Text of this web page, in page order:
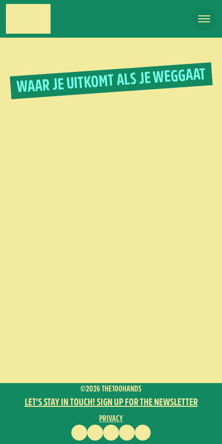
WAAR JE UITKOMT ALS JE WEGGAAT
©2026 THE100HANDS
LET’S STAY IN TOUCH! SIGN UP FOR THE NEWSLETTER
PRIVACY
FACEBOOKINSTAGRAM
VIMEOYOUTUBEENGLISH